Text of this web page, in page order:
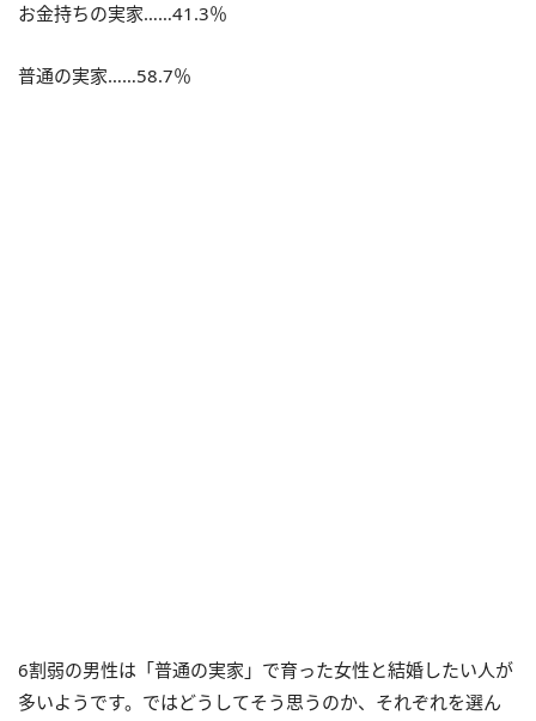
お金持ちの実家……41.3％
普通の実家……58.7％
6割弱の男性は「普通の実家」で育った女性と結婚したい人が
多いようです。ではどうしてそう思うのか、それぞれを選ん